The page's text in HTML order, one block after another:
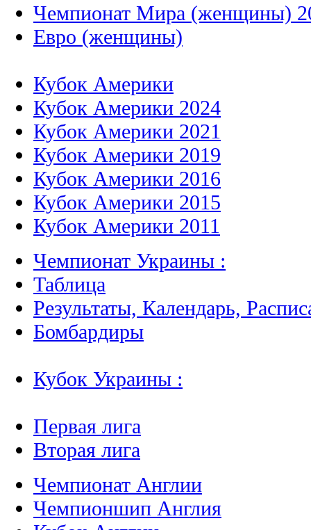
Чемпионат Мира (женщины)
Евро (женщины)
Кубок Америки
Кубок Америки 2024
Кубок Америки 2021
Кубок Америки 2019
Кубок Америки 2016
Кубок Америки 2015
Кубок Америки 2011
Чемпионат Украины :
Таблица
Результаты, Календарь,
Бомбардиры
Кубок Украины :
Первая лига
Вторая лига
Чемпионат Англии
Чемпионшип Англия